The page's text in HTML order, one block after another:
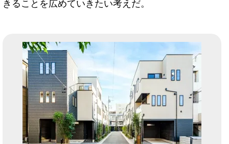
きることを広めていきたい考えだ。